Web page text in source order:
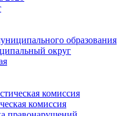
образования
округ
комиссия
комиссия